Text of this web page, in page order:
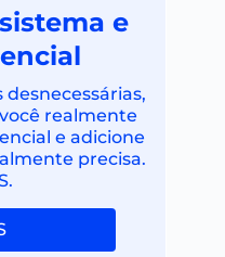
e
realmente
e adicione
precisa.